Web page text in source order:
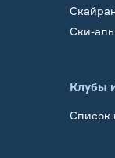
Ски-
Клубы
Список